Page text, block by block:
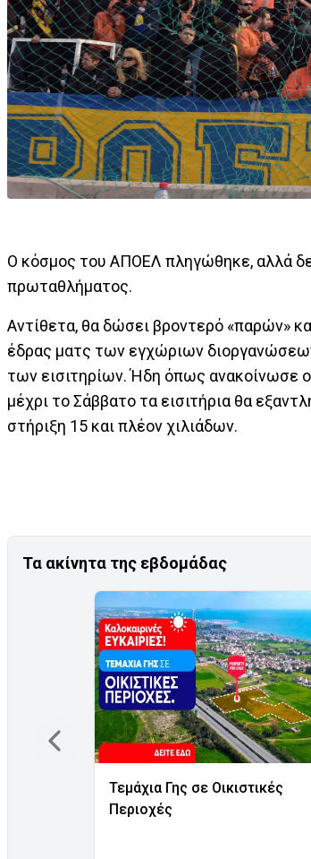
Ο κόσμος του ΑΠΟΕΛ πληγώθηκε, αλλά
πρωταθλήματος.
Αντίθετα, θα δώσει βροντερό «παρών»
έδρας ματς των εγχώριων
των εισιτηρίων. Ήδη όπως ανακοίνωσε
μέχρι το Σάββατο τα εισιτήρια θα
στήριξη 15 και πλέον χιλιάδων.
Τα ακίνητα της εβδομάδας
Τεμάχια Γης σε Οικιστικές
Περιοχές